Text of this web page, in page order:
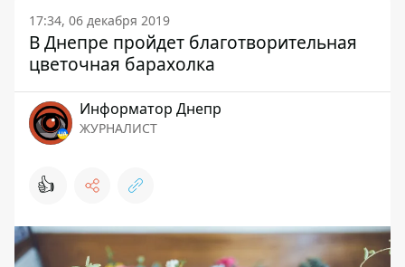
17:34, 06 декабря 2019
В Днепре пройдет благотворительная
цветочная барахолка
Информатор Днепр
ЖУРНАЛИСТ
👍